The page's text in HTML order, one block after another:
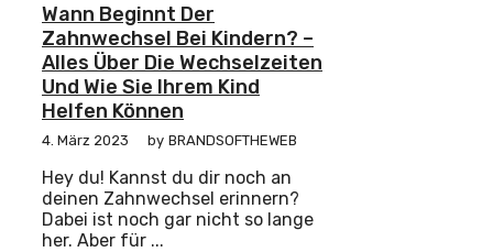
Wann Beginnt Der
Zahnwechsel Bei Kindern? –
Alles Über Die Wechselzeiten
Und Wie Sie Ihrem Kind
Helfen Können
4. März 2023 by BRANDSOFTHEWEB
Hey du! Kannst du dir noch an
deinen Zahnwechsel erinnern?
Dabei ist noch gar nicht so lange
her. Aber für ...